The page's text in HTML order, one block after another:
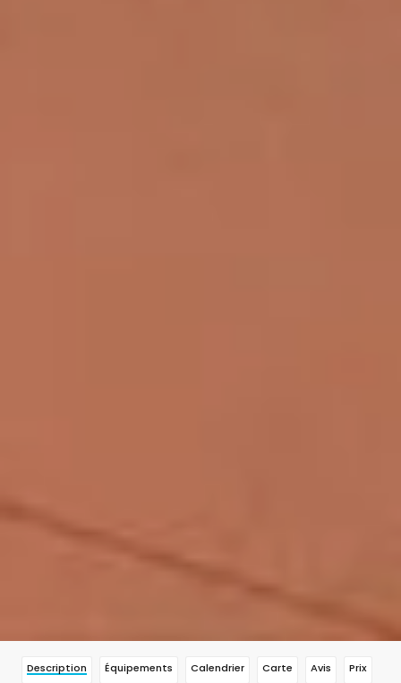
Description Équipements Calendrier Carte Avis Prix